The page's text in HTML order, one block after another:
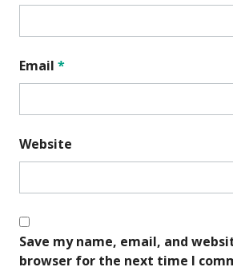
Email *
Website
Save my name, email, and
browser for the next time I